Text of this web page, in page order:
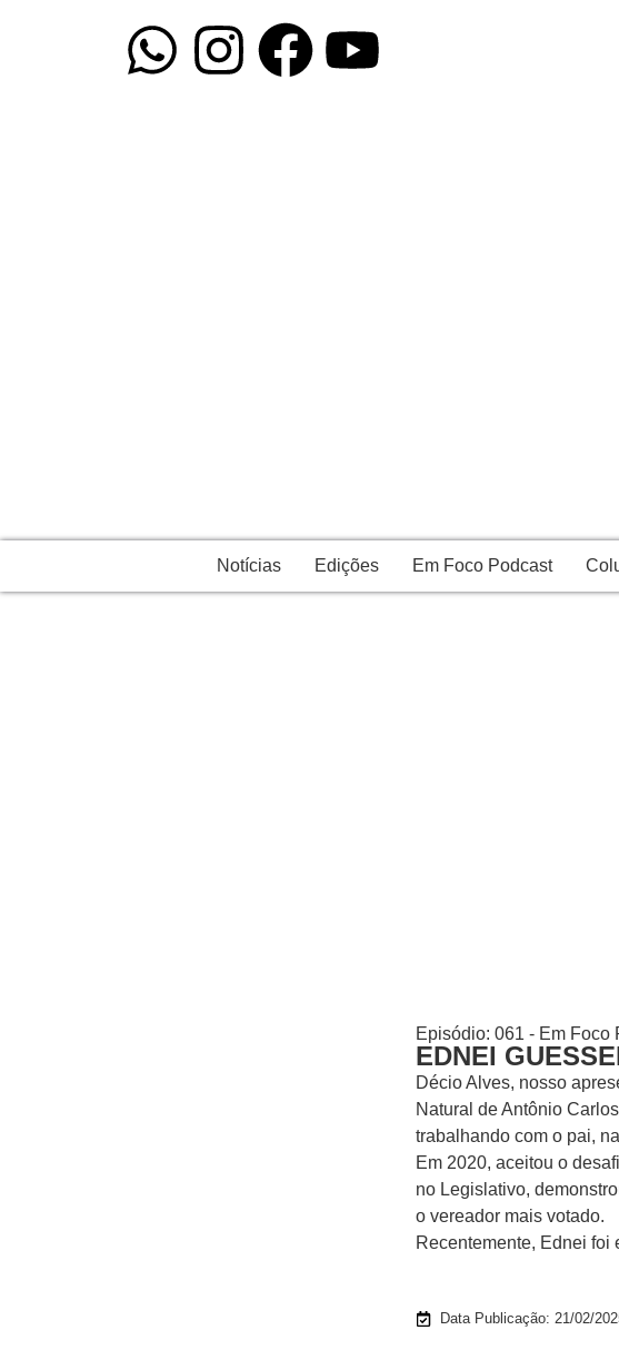
Notícias Edições Em Foco Podcast
Episódio: 061 - Em Foco
EDNEI
Décio Alves, nosso
Natural de Antônio
trabalhando com o pai,
Em 2020, aceitou o
no Legislativo,
o vereador mais votado.
Recentemente, Ednei foi
Data Publicação: 21/02/